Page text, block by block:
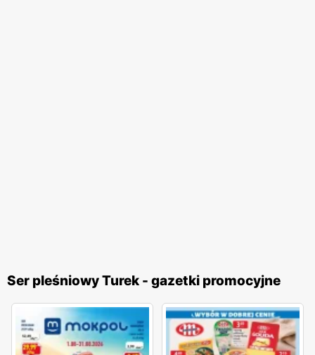
Ser pleśniowy Turek - gazetki promocyjne